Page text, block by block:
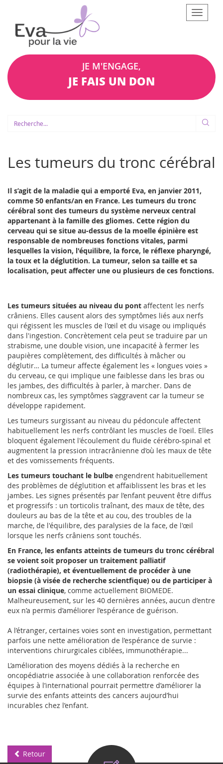
Afficher
le
JE M'ENGAGE,
JE FAIS UN DON
Les tumeurs du tronc cérébral
Il s’agit de la maladie qui a emporté Eva, en janvier 2011,
comme 50 enfants/an en France. Les tumeurs du tronc
cérébral sont des tumeurs du système nerveux central
appartenant à la famille des gliomes. Cette région du
cerveau qui se situe au-dessus de la moelle épinière est
responsable de nombreuses fonctions vitales, parmi
lesquelles la vision, l'équilibre, la force, le réflexe pharyngé,
la toux et la déglutition. La tumeur, selon sa taille et sa
localisation, peut affecter une ou plusieurs de ces fonctions.
Les tumeurs situées au niveau du pont affectent les nerfs
crâniens. Elles causent alors des symptômes liés aux nerfs
qui régissent les muscles de l'œil et du visage ou impliqués
dans l'ingestion. Concrètement cela peut se traduire par un
strabisme, une double vision, une incapacité à fermer les
paupières complètement, des difficultés à mâcher ou
déglutir… La tumeur affecte également les « longues voies »
du cerveau, ce qui implique une faiblesse dans les bras ou
les jambes, des difficultés à parler, à marcher. Dans de
nombreux cas, les symptômes s’aggravent car la tumeur se
développe rapidement.
Les tumeurs surgissant au niveau du pédoncule affectent
habituellement les nerfs contrôlant les muscles de l'oeil. Elles
bloquent également l'écoulement du fluide cérébro-spinal et
augmentent la pression intracrânienne d’où les maux de tête
et des vomissements fréquents.
Les tumeurs touchant le bulbe engendrent habituellement
des problèmes de déglutition et affaiblissent les bras et les
jambes. Les signes présentés par l’enfant peuvent être diffus
et progressifs : un torticolis traînant, des maux de tête, des
douleurs au bas de la tête et au cou, des troubles de la
marche, de l'équilibre, des paralysies de la face, de l'œil
lorsque les nerfs crâniens sont touchés.
En France, les enfants atteints de tumeurs du tronc cérébral
se voient soit proposer un traitement palliatif
(radiothérapie), et éventuellement de procéder à une
biopsie (à visée de recherche scientfique) ou de participer à
un essai clinique, comme actuellement BIOMEDE.
Malheureusement, sur les 40 dernières années, aucun d’entre
eux n’a permis d’améliorer l’espérance de guérison.
A l’étranger, certaines voies sont en investigation, permettant
parfois une nette amélioration de l’espérance de survie :
interventions chirurgicales ciblées, immunothérapie...
L’amélioration des moyens dédiés à la recherche en
oncopédiatrie associée à une collaboration renforcée des
équipes à l’international pourrait permettre d’améliorer la
survie des enfants atteints des cancers aujourd’hui
incurables chez l’enfant.
Retour